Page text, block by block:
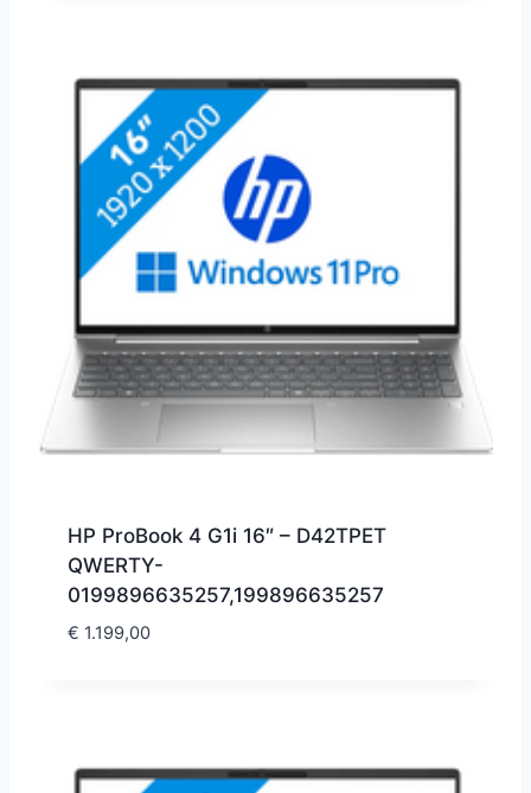
HP ProBook 4 G1i 16″ – D42TPET
QWERTY-
0199896635257,199896635257
€ 1.199,00